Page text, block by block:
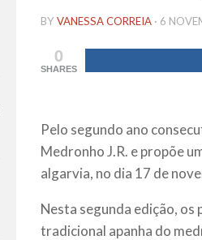
BY VANESSA CORREIA · 6
0
SHARES
Pelo segundo ano
Medronho J.R. e propõe
algarvia, no dia 17 de
Nesta segunda edição,
tradicional apanha do